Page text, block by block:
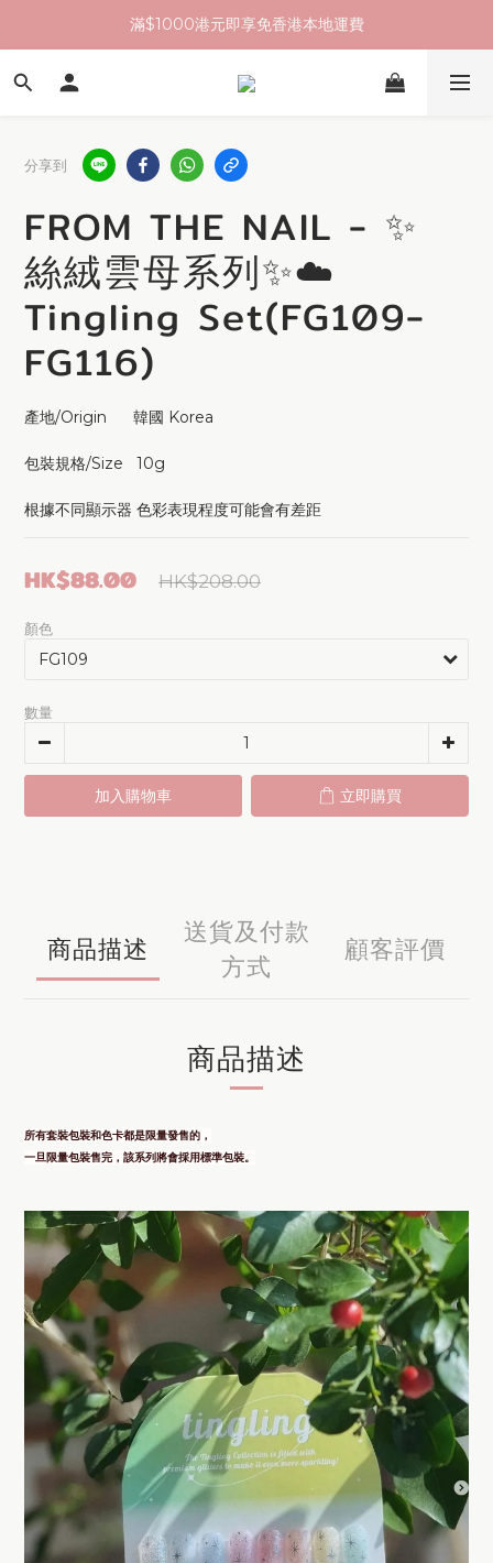
滿$1000港元即享免香港本地運費
分享到
FROM THE NAIL - ✨
絲絨雲母系列✨☁️
Tingling Set(FG109-
FG116)
產地/Origin      韓國 Korea
包裝規格/Size   10g
根據不同顯示器 色彩表現程度可能會有差距
HK$208.00
HK$88.00
顏色
數量
加入購物車 立即購買
商品描述
送貨及付款
方式
顧客評價
商品描述
所有套裝包裝和色卡都是限量發售的，
一旦限量包裝售完，該系列將會採用標準包裝。